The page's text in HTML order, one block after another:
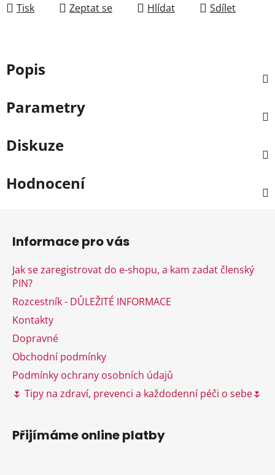
Tisk Zeptat se Hlídat Sdílet
Popis
Parametry
Diskuze
Hodnocení
Informace pro vás
Jak se zaregistrovat do e-shopu, a kam zadat členský
PIN?
Rozcestník - DŮLEŽITÉ INFORMACE
Kontakty
Dopravné
Obchodní podmínky
Podmínky ochrany osobních údajů
🌷 Tipy na zdraví, prevenci a každodenní péči o sebe🌷
Přijímáme online platby